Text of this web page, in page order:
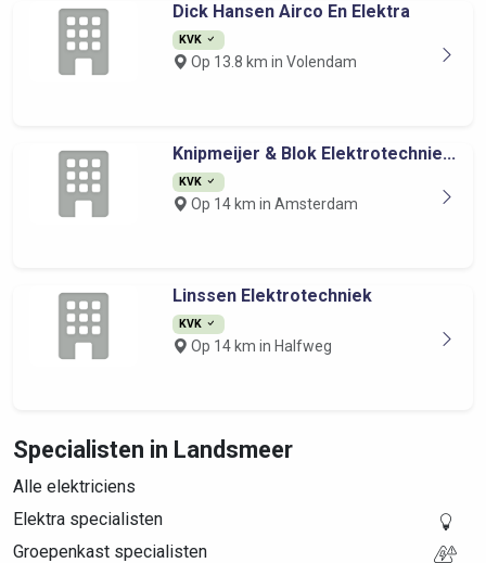
Dick Hansen Airco En Elektra
KVK
Op 13.8 km in Volendam
Knipmeijer & Blok Elektrotechnie...
KVK
Op 14 km in Amsterdam
Linssen Elektrotechniek
KVK
Op 14 km in Halfweg
Specialisten in Landsmeer
Alle elektriciens
Elektra specialisten
Groepenkast specialisten